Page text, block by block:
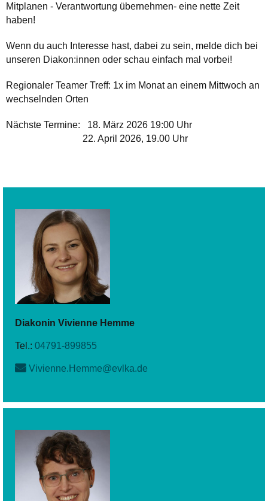
Mitplanen - Verantwortung übernehmen- eine nette Zeit
haben!
Wenn du auch Interesse hast, dabei zu sein, melde dich bei
unseren Diakon:innen oder schau einfach mal vorbei!
Regionaler Teamer Treff: 1x im Monat an einem Mittwoch an
wechselnden Orten
Nächste Termine: 18. März 2026 19:00 Uhr
22. April 2026, 19.00 Uhr
Diakonin Vivienne Hemme
Tel.: 04791-899855
Vivienne.Hemme@evlka.de